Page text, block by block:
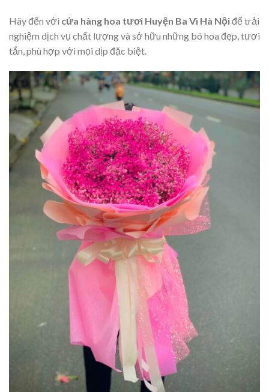
Hãy đến với cửa hàng hoa tươi Huyện Ba Vì Hà Nộiđể trải
nghiệm dịch vụ chất lượng và sở hữu những bó hoa đẹp, tươi
tắn, phù hợp với mọi dịp đặc biệt.